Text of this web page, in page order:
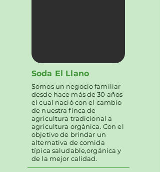
Soda El Llano
Somos un negocio familiar
desde hace más de 30 años
el cual nació con el cambio
de nuestra finca de
agricultura tradicional a
agricultura orgánica. Con el
objetivo de brindar un
alternativa de comida
típica saludable,orgánica y
de la mejor calidad.